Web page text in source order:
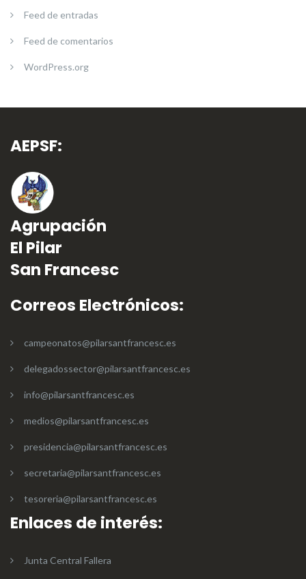
Feed de entradas
Feed de comentarios
WordPress.org
AEPSF:
Agrupación
El Pilar
San Francesc
Correos Electrónicos:
campeonatos@pilarsantfrancesc.es
delegadossector@pilarsantfrancesc.es
info@pilarsantfrancesc.es
medios@pilarsantfrancesc.es
presidencia@pilarsantfrancesc.es
secretaria@pilarsantfrancesc.es
tesoreria@pilarsantfrancesc.es
Enlaces de interés:
Junta Central Fallera